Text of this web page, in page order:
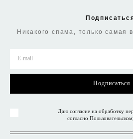
Никакого спама, только самая
Подписаться
Даю согласие на обработку
согласно